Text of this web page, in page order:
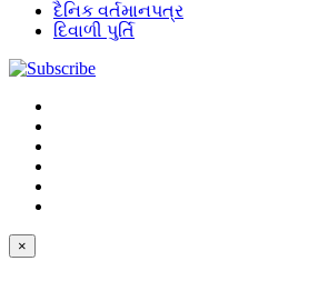
દૈનિક વર્તમાનપત્ર
દિવાળી પુર્તિ
×